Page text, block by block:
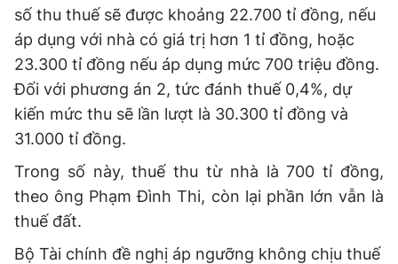
số thu thuế sẽ được khoảng 22.700 tỉ đồng, nếu
áp dụng với nhà có giá trị hơn 1 tỉ đồng, hoặc
23.300 tỉ đồng nếu áp dụng mức 700 triệu đồng.
Đối với phương án 2, tức đánh thuế 0,4%, dự
kiến mức thu sẽ lần lượt là 30.300 tỉ đồng và
31.000 tỉ đồng.
Trong số này, thuế thu từ nhà là 700 tỉ đồng,
theo ông Phạm Đình Thi, còn lại phần lớn vẫn là
thuế đất.
Bộ Tài chính đề nghị áp ngưỡng không chịu thuế